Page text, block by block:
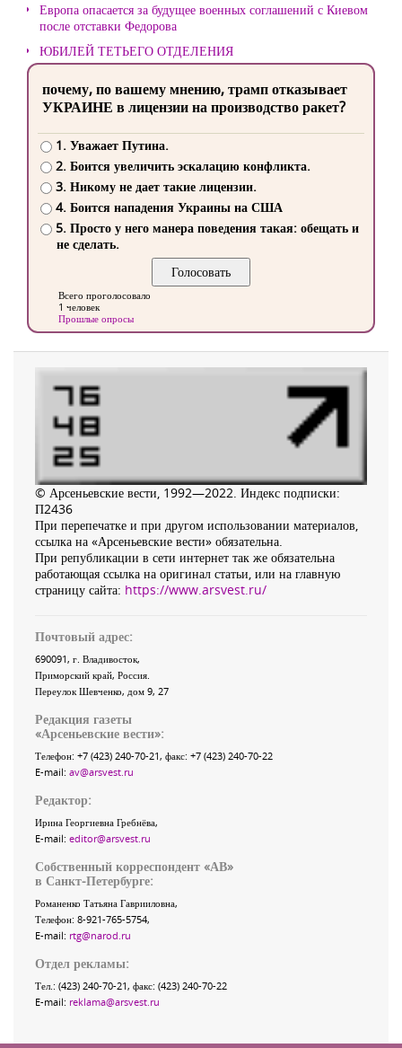
Европа опасается за будущее военных соглашений с Киевом
после отставки Федорова
ЮБИЛЕЙ ТЕТЬЕГО ОТДЕЛЕНИЯ
почему, по вашему мнению, трамп отказывает
УКРАИНЕ в лицензии на производство ракет?
1. Уважает Путина.
2. Боится увеличить эскалацию конфликта.
3. Никому не дает такие лицензии.
4. Боится нападения Украины на США
5. Просто у него манера поведения такая: обещать и
не сделать.
Всего проголосовало
1 человек
Прошлые опросы
© Арсеньевские вести, 1992—2022. Индекс подписки:
П2436
При перепечатке и при другом использовании материалов,
ссылка на «Арсеньевские вести» обязательна.
При републикации в сети интернет так же обязательна
работающая ссылка на оригинал статьи, или на главную
страницу сайта: https://www.arsvest.ru/
Почтовый адрес:
690091, г. Владивосток,
Приморский край, Россия
Переулок Шевченко, дом 9, 27
Редакция газеты
«Арсеньевские вести»:
Телефон: +7 (423) 240-70-21, факс: +7 (423) 240-70-22
E-mail: av@arsvest.ru
Редактор:
Ирина Георгиевна Гребнёва,
E-mail: editor@arsvest.ru
Собственный корреспондент «АВ»
в Санкт-Петербурге:
Романенко Татьяна Гаврииловна,
Телефон: 8-921-765-5754,
E-mail: rtg@narod.ru
Отдел рекламы:
Тел.: (423) 240-70-21, факс: (423) 240-70-22
E-mail: reklama@arsvest.ru